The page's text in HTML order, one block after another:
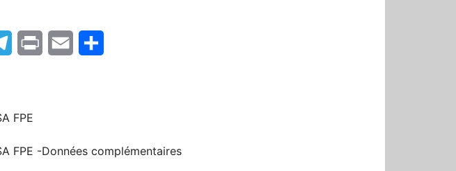
Telegram
Print Email
FPE
FPE -Données complémentaires